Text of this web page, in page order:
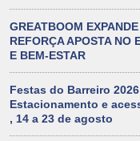
GREATBOOM
REFORÇA APOSTA NO
E BEM-ESTAR
Festas do Barreiro
Estacionamento e
, 14 a 23 de agosto